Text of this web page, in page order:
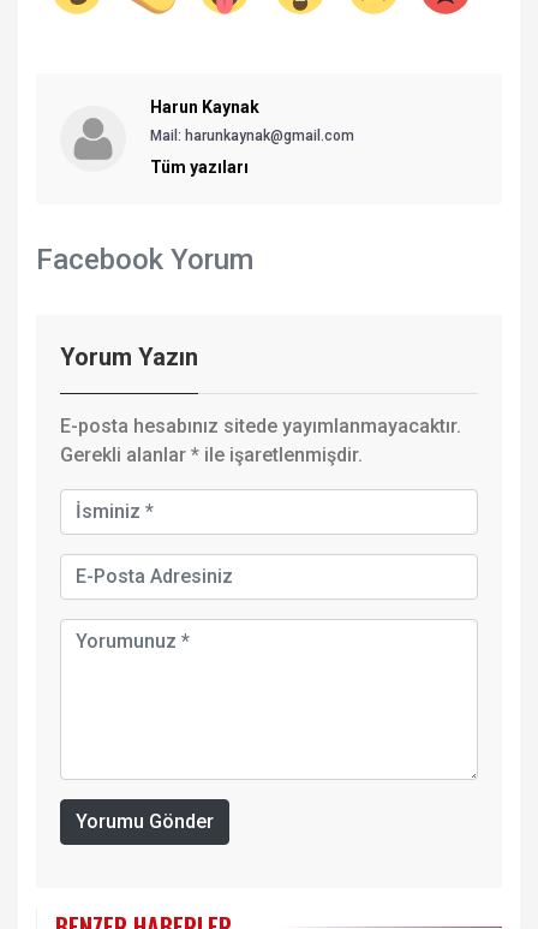
Harun Kaynak
Mail: harunkaynak@gmail.com
Tüm yazıları
Facebook Yorum
Yorum Yazın
E-posta hesabınız sitede yayımlanmayacaktır.
Gerekli alanlar * ile işaretlenmişdir.
Yorumu Gönder